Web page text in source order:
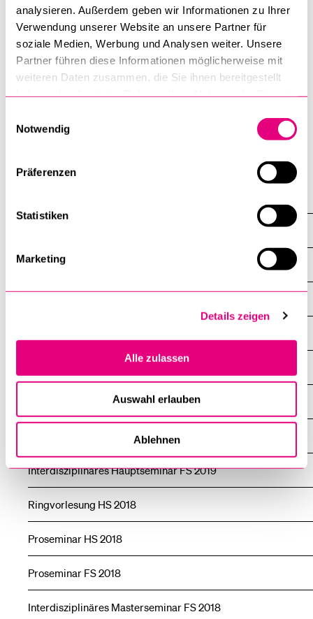
analysieren. Außerdem geben wir Informationen zu Ihrer
Verwendung unserer Website an unsere Partner für
soziale Medien, Werbung und Analysen weiter. Unsere
Partner führen diese Informationen möglicherweise mit
weiteren Daten zusammen, die Sie ihnen bereitgestellt
Notwendig
Präferenzen
Statistiken
Marketing
Details zeigen
Alle zulassen
Auswahl erlauben
Ablehnen
Wandel der Familie im Kontext von Migration und Globalisierung, 2016–
Interdisziplinäre Tagung FS 2022
Hauptseminar HS 2019
Öffentlicher Vortrag HS 2019
Interdisziplinäres Hauptseminar FS 2019
Ringvorlesung HS 2018
Proseminar HS 2018
Proseminar FS 2018
Interdisziplinäres Masterseminar FS 2018